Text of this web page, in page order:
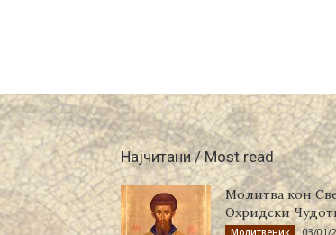
Најчитани / Most read
Молитва кон
Охридски
Молитвеник 03/01/